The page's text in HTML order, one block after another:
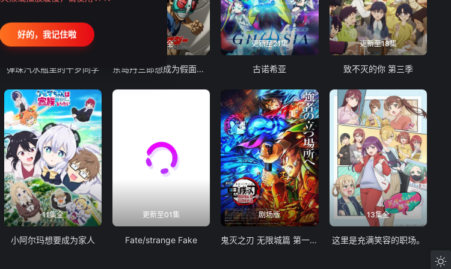
弹珠汽水瓶里的千岁同学
24集全
东岛丹三郎想成为假面骑士
更新至21集
古诺希亚
更新至18集
致不灭的你 第三季
11集全
小阿尔玛想要成为家人
更新至01集
Fate/strange Fake
剧场版
鬼灭之刃 无限城篇 第一章 猗窝座再袭
13集全
这里是充满笑容的职场。
好的，我记住啦